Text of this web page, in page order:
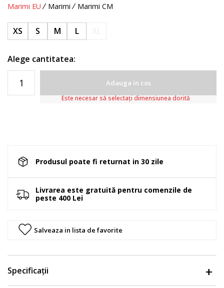
Marimi EU Marimi Marimi CM
XS S M L
Alege cantitatea:
Adauga in cos
Este necesar să selectați dimensiunea dorită
Produsul poate fi returnat in 30 zile
Livrarea este gratuită pentru comenzile de
peste 400 Lei
Salveaza in lista de favorite
Specificații